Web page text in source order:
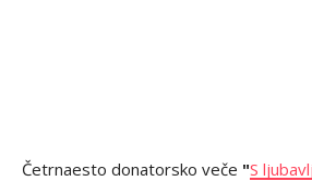
Četrnaesto donatorsko veče "S